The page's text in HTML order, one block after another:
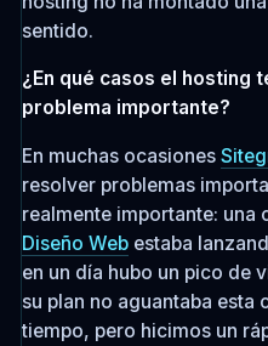
sentido.
¿En qué casos el hosting
problema importante?
En muchas ocasiones
resolver problemas
realmente importante: una
Diseño Webestaba
en un día hubo un pico de
su plan no aguantaba
tiempo, pero hicimos un